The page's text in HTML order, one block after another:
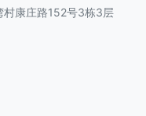
村康庄路152号3栋3层